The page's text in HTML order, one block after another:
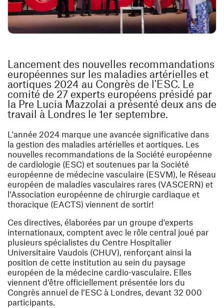
Lancement des nouvelles recommandations
européennes sur les maladies artérielles et
aortiques 2024 au Congrès de l'ESC. Le
comité de 27 experts européens présidé par
la Pre Lucia Mazzolai a présenté deux ans de
travail à Londres le 1er septembre.
L'année 2024 marque une avancée significative dans
la gestion des maladies artérielles et aortiques. Les
nouvelles recommandations de la Société européenne
de cardiologie (ESC) et soutenues par la Société
européenne de médecine vasculaire (ESVM), le Réseau
européen de maladies vasculaires rares (VASCERN) et
l’Association européenne de chirurgie cardiaque et
thoracique (EACTS) viennent de sortir!
Ces directives, élaborées par un groupe d'experts
internationaux, comptent avec le rôle central joué par
plusieurs spécialistes du Centre Hospitalier
Universitaire Vaudois (CHUV), renforçant ainsi la
position de cette institution au sein du paysage
européen de la médecine cardio-vasculaire. Elles
viennent d’être officiellement présentée lors du
Congrès annuel de l’ESC à Londres, devant 32 000
participants.